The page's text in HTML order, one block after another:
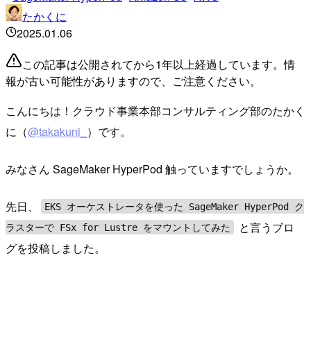
たかくに
2025.01.06
この記事は公開されてから1年以上経過しています。情
報が古い可能性がありますので、ご注意ください。
こんにちは！クラウド事業本部コンサルティング部のたかく
に（@takakuni_ ）です。
みなさん SageMaker HyperPod 触っていますでしょうか。
先日、
EKS オーケストレータを使った SageMaker HyperPod ク
ラスターで FSx for Lustre をマウントしてみた
と言うブロ
グを投稿しました。